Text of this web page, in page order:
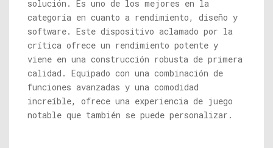
solución. Es uno de los mejores en la
categoría en cuanto a rendimiento, diseño y
software. Este dispositivo aclamado por la
crítica ofrece un rendimiento potente y
viene en una construcción robusta de primera
calidad. Equipado con una combinación de
funciones avanzadas y una comodidad
increíble, ofrece una experiencia de juego
notable que también se puede personalizar.